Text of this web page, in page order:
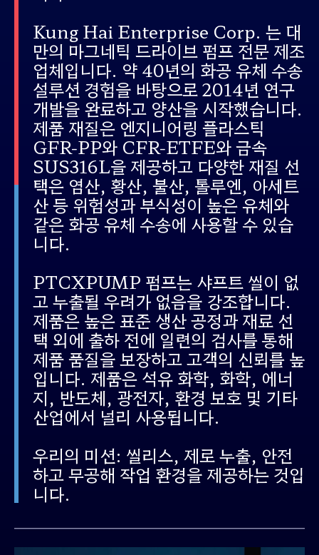
Kung Hai Enterprise Corp. 는 대
만의 마그네틱 드라이브 펌프 전문 제조
업체입니다. 약 40년의 화공 유체 수송
설루션 경험을 바탕으로2014년 연구
개발을 완료하고 양산을 시작했습니다.
제품 재질은 엔지니어링 플라스틱
GFR-PP와 CFR-ETFE와 금속
SUS316L을 제공하고 다양한 재질 선
택은 염산, 황산, 불산, 톨루엔, 아세트
산 등 위험성과 부식성이 높은 유체와
같은 화공 유체 수송에 사용할 수 있습
니다.
PTCXPUMP 펌프는 샤프트 씰이 없
고 누출될 우려가 없음을 강조합니다.
제품은 높은 표준 생산 공정과 재료 선
택 외에 출하 전에 일련의 검사를 통해
제품 품질을 보장하고 고객의 신뢰를 높
입니다. 제품은 석유 화학, 화학, 에너
지, 반도체, 광전자, 환경 보호 및 기타
산업에서 널리 사용됩니다.
우리의 미션: 씰리스, 제로누출, 안전
하고 무공해 작업 환경을 제공하는 것입
니다.